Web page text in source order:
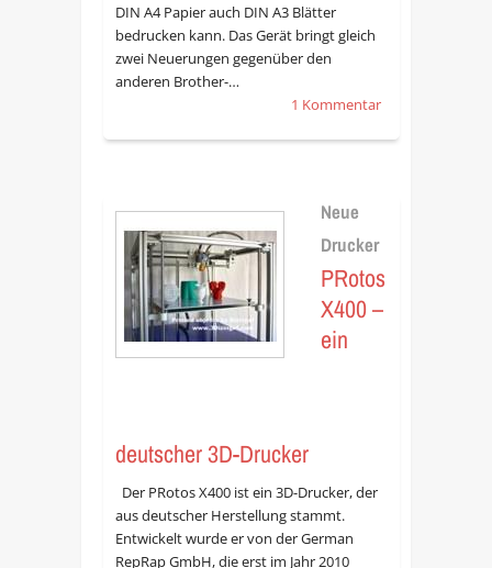
DIN A4 Papier auch DIN A3 Blätter
bedrucken kann. Das Gerät bringt gleich
zwei Neuerungen gegenüber den
anderen Brother-…
1 Kommentar
Neue
Drucker
PRotos
X400 –
ein
deutscher 3D-Drucker
Der PRotos X400 ist ein 3D-Drucker, der
aus deutscher Herstellung stammt.
Entwickelt wurde er von der German
RepRap GmbH, die erst im Jahr 2010